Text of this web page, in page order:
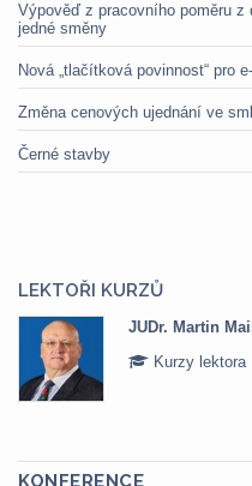
Výpověď z pracovního poměru z
jedné směny
Nová „tlačítková povinnost“ pro
Změna cenových ujednání ve
Černé stavby
LEKTOŘI KURZŮ
JUDr. Martin
Kurzy lektora
KONFERENCE